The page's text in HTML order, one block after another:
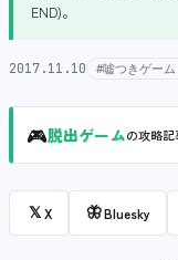
END)。
2017.11.10 #嘘つきゲー
🎮脱出ゲームの攻略記
𝕏X 🦋Bluesky